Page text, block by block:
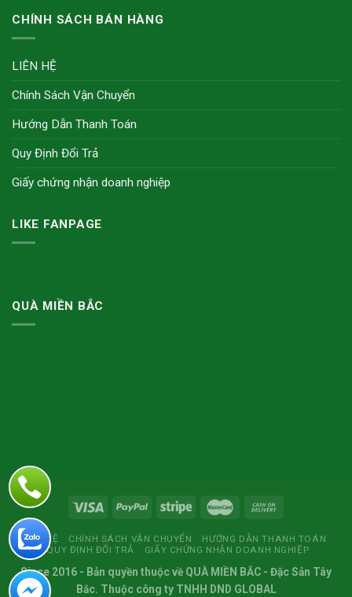
CHÍNH SÁCH BÁN HÀNG
LIÊN HỆ
Chính Sách Vận Chuyển
Hướng Dẫn Thanh Toán
Quy Định Đổi Trả
Giấy chứng nhận doanh nghiệp
LIKE FANPAGE
QUÀ MIỀN BẮC
LIÊN HỆ CHÍNH SÁCH VẬN CHUYỂN
HƯỚNG DẪN THANH TOÁN
QUY ĐỊNH ĐỔI TRẢ
GIẤY CHỨNG NHẬN DOANH NGHIỆP
Since 2016 - Bản quyền thuộc về QUÀ MIỀN BẮC - Đặc Sản Tây
Bắc. Thuộc công ty TNHH DND GLOBAL